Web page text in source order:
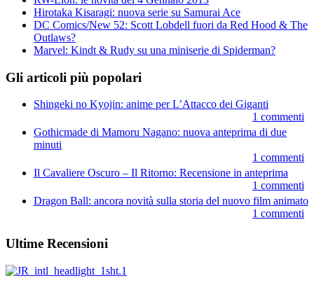
Hirotaka Kisaragi: nuova serie su Samurai Ace
DC Comics/New 52: Scott Lobdell fuori da Red Hood & The
Outlaws?
Marvel: Kindt & Rudy su una miniserie di Spiderman?
Gli articoli più popolari
Shingeki no Kyojin: anime per L’Attacco dei Giganti
1 commenti
Gothicmade di Mamoru Nagano: nuova anteprima di due
minuti
1 commenti
Il Cavaliere Oscuro – Il Ritorno: Recensione in anteprima
1 commenti
Dragon Ball: ancora novità sulla storia del nuovo film animato
1 commenti
Ultime Recensioni